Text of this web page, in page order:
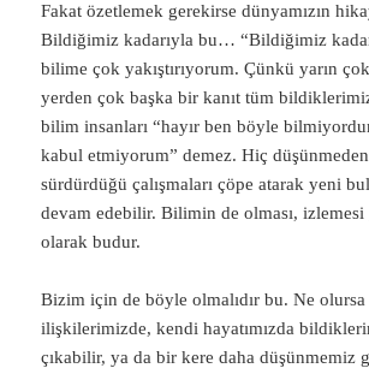
Fakat özetlemek gerekirse dünyamızın
Bildiğimiz kadarıyla bu… “Bildiğimiz
bilime çok yakıştırıyorum. Çünkü yarın
yerden çok başka bir kanıt tüm
bilim insanları “hayır ben böyle
kabul etmiyorum” demez. Hiç
sürdürdüğü çalışmaları çöpe atarak yeni
devam edebilir. Bilimin de olması,
olarak budur.
Bizim için de böyle olmalıdır bu. Ne olursa
ilişkilerimizde, kendi hayatımızda
çıkabilir, ya da bir kere daha düşünmemiz